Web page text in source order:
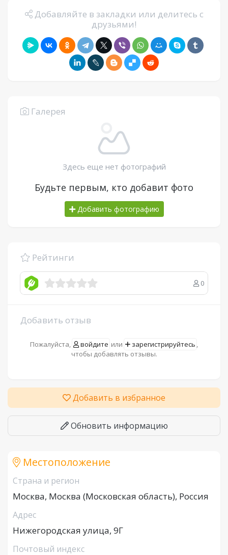
Добавляйте в закладки или делитесь с
друзьями!
Галерея
Здесь еще нет фотографий
Будьте первым, кто добавит фото
Добавить фотографию
Рейтинги
0
Добавить отзыв
Пожалуйста, войдите или зарегистрируйтесь ,
чтобы добавлять отзывы.
Добавить в избранное
Обновить информацию
Местоположение
Страна и регион
Москва, Москва (Московская область), Россия
Адрес
Нижегородская улица, 9Г
Почтовый индекс